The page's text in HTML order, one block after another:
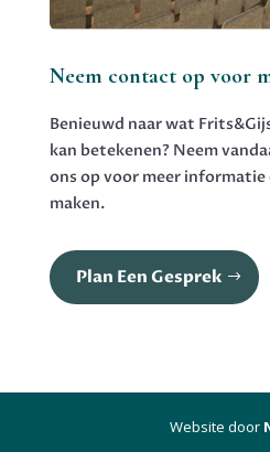
Neem contact op voor
Benieuwd naar wat
kan betekenen? Neem
ons op voor meer informatie
maken.
Plan Een Gesprek
Website door